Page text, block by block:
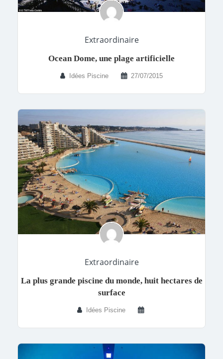
Extraordinaire
Ocean Dome, une plage artificielle
Idées Piscine 27/07/2015
Extraordinaire
La plus grande piscine du monde, huit hectares de
surface
Idées Piscine